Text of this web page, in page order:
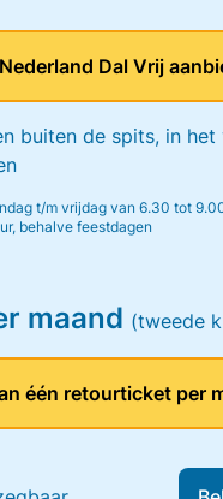
Dal Vrij
buiten de spits, in het
t/m vrijdag van 6.30 tot
behalve feestdagen
maand (tweede
één retourticket per